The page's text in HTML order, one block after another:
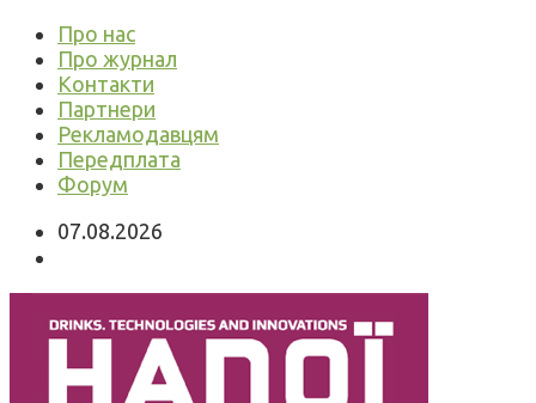
Про нас
Про журнал
Контакти
Партнери
Рекламодавцям
Передплата
Форум
07.08.2026